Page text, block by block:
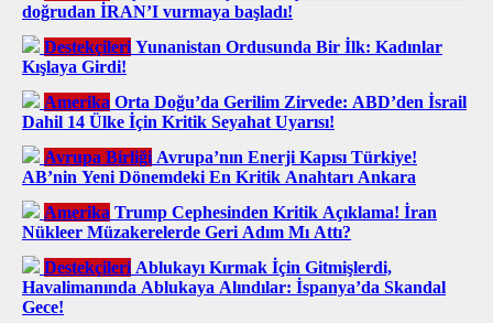
doğrudan İRAN’I vurmaya başladı!
Destekçileri Yunanistan Ordusunda Bir İlk: Kadınlar
Kışlaya Girdi!
Amerika Orta Doğu’da Gerilim Zirvede: ABD’den İsrail
Dahil 14 Ülke İçin Kritik Seyahat Uyarısı!
Avrupa Birliği Avrupa’nın Enerji Kapısı Türkiye!
AB’nin Yeni Dönemdeki En Kritik Anahtarı Ankara
Amerika Trump Cephesinden Kritik Açıklama! İran
Nükleer Müzakerelerde Geri Adım Mı Attı?
Destekçileri Ablukayı Kırmak İçin Gitmişlerdi,
Havalimanında Ablukaya Alındılar: İspanya’da Skandal
Gece!